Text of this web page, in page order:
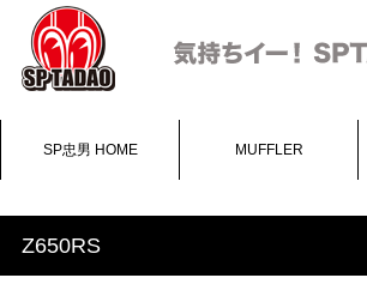
SP忠男 HOME MUFFLER
Z650RS